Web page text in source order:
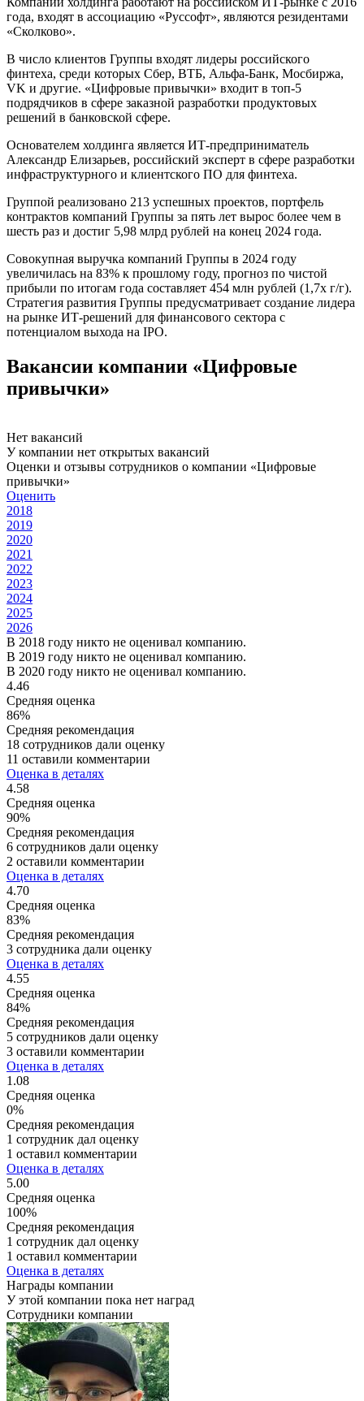
года, входят в ассоциацию «Руссофт», являются резидентами
«Сколково».
В число клиентов Группы входят лидеры российского
финтеха, среди которых Сбер, ВТБ, Альфа-Банк, Мосбиржа,
VK и другие. «Цифровые привычки» входит в топ-5
подрядчиков в сфере заказной разработки продуктовых
решений в банковской сфере.
Основателем холдинга является ИТ-предприниматель
Александр Елизарьев, российский эксперт в сфере разработки
инфраструктурного и клиентского ПО для финтеха.
Группой реализовано 213 успешных проектов, портфель
контрактов компаний Группы за пять лет вырос более чем в
шесть раз и достиг 5,98 млрд рублей на конец 2024 года.
Совокупная выручка компаний Группы в 2024 году
увеличилась на 83% к прошлому году, прогноз по чистой
прибыли по итогам года составляет 454 млн рублей (1,7х г/г).
Стратегия развития Группы предусматривает создание лидера
на рынке ИТ-решений для финансового сектора с
потенциалом выхода на IPO.
Вакансии компании «Цифровые
привычки»
Нет вакансий
У компании нет открытых вакансий
Оценки и отзывы сотрудников о компании «Цифровые
привычки»
Оценить
2018
2019
2020
2021
2022
2023
2024
2025
2026
В 2018 году никто не оценивал компанию.
В 2019 году никто не оценивал компанию.
В 2020 году никто не оценивал компанию.
4.46
Средняя оценка
86%
Средняя рекомендация
18 сотрудников дали оценку
11 оставили комментарии
Оценка в деталях
4.58
Средняя оценка
90%
Средняя рекомендация
6 сотрудников дали оценку
2 оставили комментарии
Оценка в деталях
4.70
Средняя оценка
83%
Средняя рекомендация
3 сотрудника дали оценку
Оценка в деталях
4.55
Средняя оценка
84%
Средняя рекомендация
5 сотрудников дали оценку
3 оставили комментарии
Оценка в деталях
1.08
Средняя оценка
0%
Средняя рекомендация
1 сотрудник дал оценку
1 оставил комментарии
Оценка в деталях
5.00
Средняя оценка
100%
Средняя рекомендация
1 сотрудник дал оценку
1 оставил комментарии
Оценка в деталях
Награды компании
У этой компании пока нет наград
Сотрудники компании